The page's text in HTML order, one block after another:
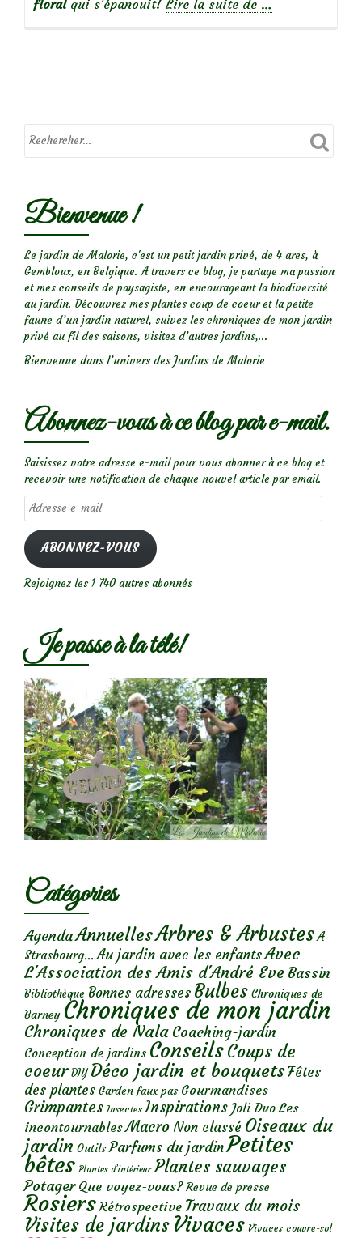
floralqui s’épanouit! Lire la suite de à
la
:
tératologie
…
Bienvenue !
Le jardin de Malorie, c'est un petit jardin privé, de 4 ares, à
Gembloux, en Belgique. A travers ce blog, je partage ma passion
et mes conseils de paysagiste, en encourageant la biodiversité
au jardin. Découvrez mes plantes coup de coeur et la petite
faune d’un jardin naturel, suivez les chroniques de mon jardin
privé au fil des saisons, visitez d’autres jardins,...
Bienvenue dans l’univers des Jardins de Malorie
Abonnez-vous à ce blog par e-mail.
Saisissez votre adresse e-mail pour vous abonner à ce blog et
recevoir une notification de chaque nouvel article par email.
Adresse
e-
mail
ABONNEZ-VOUS
Rejoignez les 1 740 autres abonnés
Je passe à la télé!
Catégories
AgendaAnnuellesArbres & Arbustes A
Strasbourg... Au jardin avec les enfantsAvec
L'Association des Amis d'André Eve Bassin
Bibliothèque Bonnes adresses Bulbes Chroniques de
Barney Chroniques de mon jardin
Chroniques de Nala Coaching-jardin
Conception de jardins ConseilsCoups de
coeur DIY Déco jardin et bouquetsFêtes
des plantes Garden faux pas Gourmandises
Grimpantes Insectes Inspirations Joli Duo Les
incontournables Macro Non classé Oiseaux du
jardin Outils Parfums du jardinPetites
bêtes Plantes d’intérieur Plantes sauvages
Potager Que voyez-vous? Revue de presse
Rosiers Rétrospective Travaux du mois
Visites de jardins Vivaces Vivaces couvre-sol